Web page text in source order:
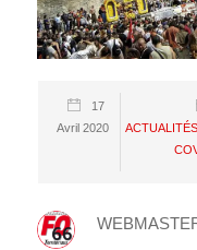
17
Avril 2020